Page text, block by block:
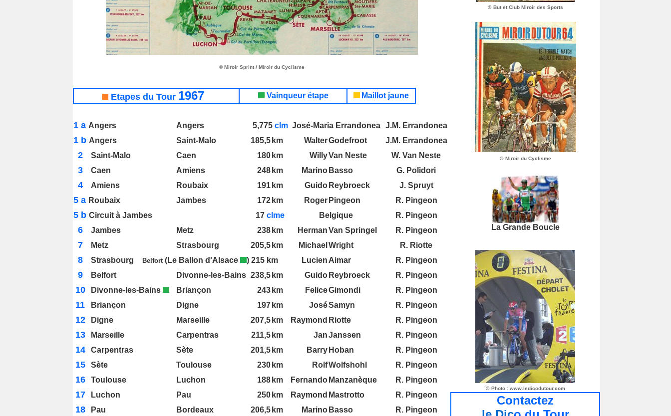
© Miroir Sprint / Miroir du Cyclisme
Etapes du Tour 1967 Vainqueur étape Maillot jaune
1 a Angers Angers 5,775 clm José-Maria Errandonea J.M. Errandonea
1 b Angers Saint-Malo 185,5 km WalterGodefroot J.M. Errandonea
2 Saint-Malo Caen 180 km WillyVan Neste W. Van Neste
3 Caen Amiens 248 km Marino Basso G. Polidori
4 Amiens Roubaix 191 km Guido Reybroeck J. Spruyt
5 a Roubaix Jambes 172 km Roger Pingeon R. Pingeon
5 b Circuit à Jambes 17 clme Belgique R. Pingeon
6 Jambes Metz 238 km HermanVan Springel R. Pingeon
7 Metz Strasbourg 205,5 km Michael Wright R. Riotte
8 Strasbourg Belfort (Le Ballon d'Alsace ) 215 km Lucien Aimar R. Pingeon
9 Belfort Divonne-les-Bains 238,5 km Guido Reybroeck R. Pingeon
10 Divonne-les-Bains Briançon 243 km FeliceGimondi R. Pingeon
11 Briançon Digne 197 km JoséSamyn R. Pingeon
12 Digne Marseille 207,5 km Raymond Riotte R. Pingeon
13 Marseille Carpentras 211,5 km JanJanssen R. Pingeon
14 Carpentras Sète 201,5 km Barry Hoban R. Pingeon
15 Sète Toulouse 230 km RolfWolfshohl R. Pingeon
16 Toulouse Luchon 188 km Fernando Manzanèque R. Pingeon
17 Luchon Pau 250 km Raymond Mastrotto R. Pingeon
18 Pau Bordeaux 206,5 km Marino Basso R. Pingeon
© But et Club Miroir des Sports
© Miroir du Cyclisme
La Grande Boucle
© Photo : www.ledicodutour.com
Contactez